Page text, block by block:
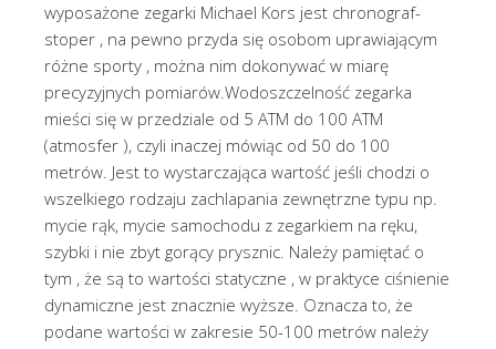
wyposażone zegarki Michael Kors jest chronograf-
stoper , na pewno przyda się osobom uprawiającym
różne sporty , można nim dokonywać w miarę
precyzyjnych pomiarów.Wodoszczelność zegarka
mieści się w przedziale od 5 ATM do 100 ATM
(atmosfer ), czyli inaczej mówiąc od 50 do 100
metrów. Jest to wystarczająca wartość jeśli chodzi o
wszelkiego rodzaju zachlapania zewnętrzne typu np.
mycie rąk, mycie samochodu z zegarkiem na ręku,
szybki i nie zbyt gorący prysznic. Należy pamiętać o
tym , że są to wartości statyczne , w praktyce ciśnienie
dynamiczne jest znacznie wyższe. Oznacza to, że
podane wartości w zakresie 50-100 metrów należy